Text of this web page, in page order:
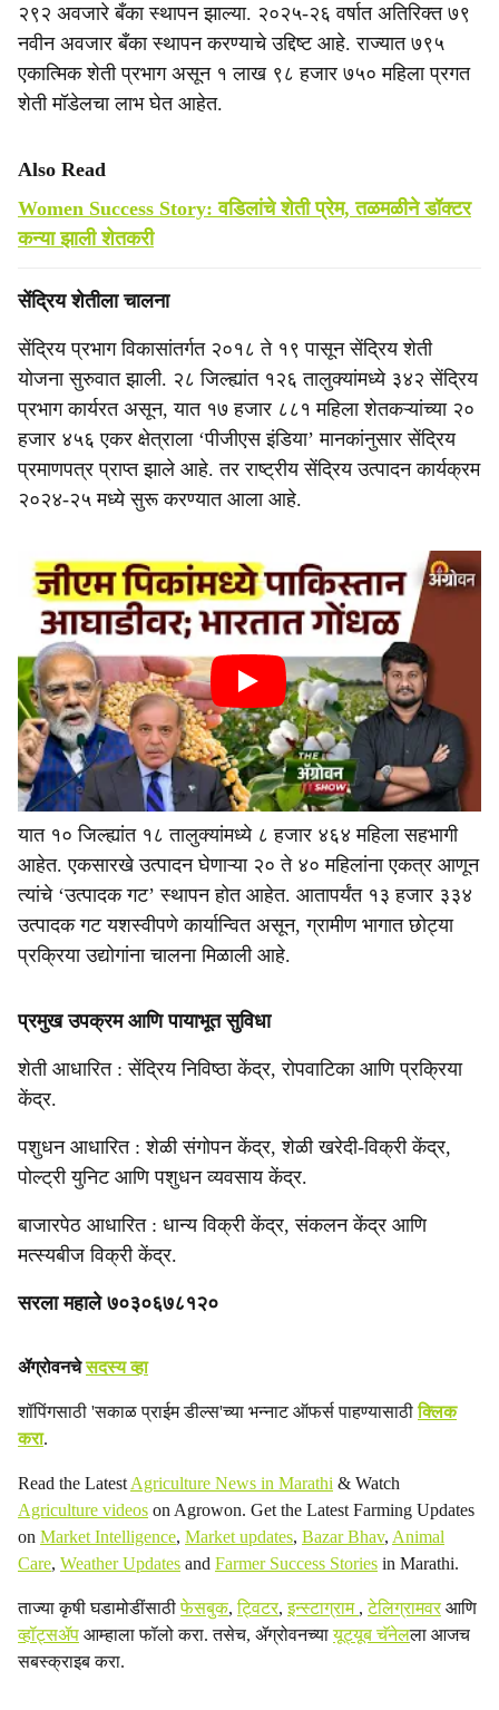
२९२ अवजारे बँका स्थापन झाल्या. २०२५-२६ वर्षात अतिरिक्त ७९
नवीन अवजार बँका स्थापन करण्याचे उद्दिष्ट आहे. राज्यात ७९५
एकात्मिक शेती प्रभाग असून १ लाख ९८ हजार ७५० महिला प्रगत
शेती मॉडेलचा लाभ घेत आहेत.
Also Read
Women Success Story: वडिलांचे शेती प्रेम, तळमळीने डॉक्टर
कन्या झाली शेतकरी
सेंद्रिय शेतीला चालना
सेंद्रिय प्रभाग विकासांतर्गत २०१८ ते १९ पासून सेंद्रिय शेती
योजना सुरुवात झाली. २८ जिल्ह्यांत १२६ तालुक्यांमध्ये ३४२ सेंद्रिय
प्रभाग कार्यरत असून, यात १७ हजार ८८१ महिला शेतकऱ्यांच्या २०
हजार ४५६ एकर क्षेत्राला ‘पीजीएस इंडिया’ मानकांनुसार सेंद्रिय
प्रमाणपत्र प्राप्त झाले आहे. तर राष्ट्रीय सेंद्रिय उत्पादन कार्यक्रम
२०२४-२५ मध्ये सुरू करण्यात आला आहे.
यात १० जिल्ह्यांत १८ तालुक्यांमध्ये ८ हजार ४६४ महिला सहभागी
आहेत. एकसारखे उत्पादन घेणाऱ्या २० ते ४० महिलांना एकत्र आणून
त्यांचे ‘उत्पादक गट’ स्थापन होत आहेत. आतापर्यंत १३ हजार ३३४
उत्पादक गट यशस्वीपणे कार्यान्वित असून, ग्रामीण भागात छोट्या
प्रक्रिया उद्योगांना चालना मिळाली आहे.
प्रमुख उपक्रम आणि पायाभूत सुविधा
शेती आधारित : सेंद्रिय निविष्ठा केंद्र, रोपवाटिका आणि प्रक्रिया
केंद्र.
पशुधन आधारित : शेळी संगोपन केंद्र, शेळी खरेदी-विक्री केंद्र,
पोल्ट्री युनिट आणि पशुधन व्यवसाय केंद्र.
बाजारपेठ आधारित : धान्य विक्री केंद्र, संकलन केंद्र आणि
मत्स्यबीज विक्री केंद्र.
सरला महाले ७०३०६७८१२०
ॲग्रोवनचेसदस्य व्हा
शॉपिंगसाठी 'सकाळ प्राईम डील्स'च्या भन्नाट ऑफर्स पाहण्यासाठीक्लिक
करा.
Read the Latest Agriculture News in Marathi & Watch
Agriculture videos on Agrowon. Get the Latest Farming Updates
on Market Intelligence, Market updates, Bazar Bhav, Animal
Care, Weather Updates and Farmer Success Stories in Marathi.
ताज्या कृषी घडामोडींसाठीफेसबुक,ट्विटर,इन्स्टाग्राम ,टेलिग्रामवरआणि
व्हॉट्सॲप आम्हाला फॉलो करा. तसेच, ॲग्रोवनच्यायूट्यूब चॅनेलला आजच
सबस्क्राइब करा.